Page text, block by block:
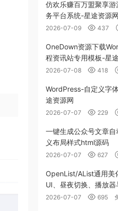
仿欢乐赚百万盟聚享
务平台系统-星途资源网
2026-07-09 437
OneDown资源下载
程资讯站专用模板-星
2026-07-08 418
WordPress-自定义字
途资源网
2026-07-07 229
一键生成公众号文章
义布局样式html源码
2026-07-07 627
OpenList/AList通用美
UI、昼夜切换、播放
2026-07-07 695